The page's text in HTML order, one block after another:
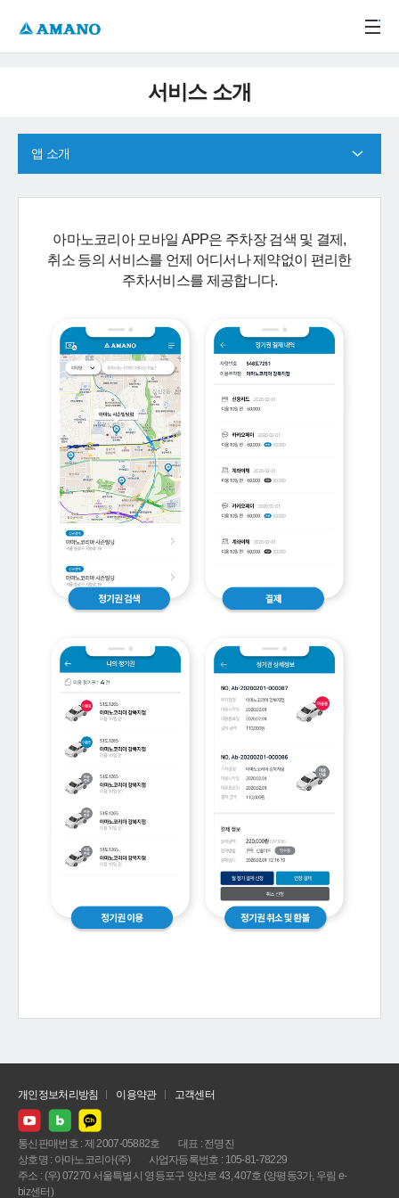
서비스 소개
앱 소개
아마노코리아 모바일 APP은 주차장 검색 및 결제,
취소 등의 서비스를 언제 어디서나 제약없이 편리한
주차서비스를 제공합니다.
개인정보처리방침 이용약관 고객센터
통신판매번호 : 제 2007-05882호
대표 : 전명진
상호명 : 아마노코리아(주)
사업자등록번호 : 105-81-78229
주소 : (우) 07270 서울특별시 영등포구 양산로 43, 407호 (양평동3가, 우림 e-
biz센터)